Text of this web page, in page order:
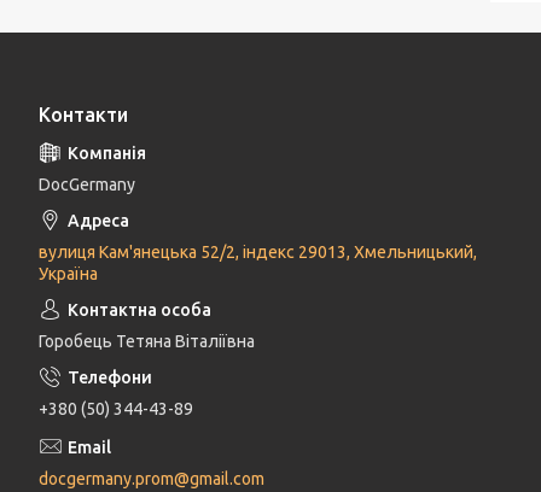
Контакти
DocGermany
вулиця Кам'янецька 52/2, індекс 29013, Хмельницький,
Україна
Горобець Тетяна Віталіївна
+380 (50) 344-43-89
docgermany.prom@gmail.com